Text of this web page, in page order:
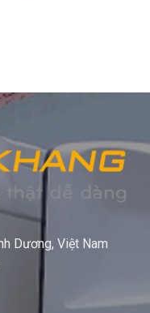
Dương, Việt Nam